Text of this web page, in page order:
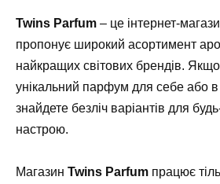
Twins Parfum – це інтернет-
пропонує широкий асортимент
найкращих світових брендів.
унікальний парфум для себе або в
знайдете безліч варіантів для
настрою.
Магазин Twins Parfum працює